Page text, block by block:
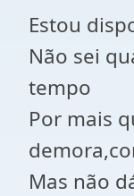
Estou
Não sei
tempo
Por mais
Mas não